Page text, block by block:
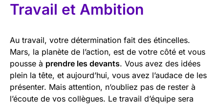
Travail et Ambition
Au travail, votre détermination fait des étincelles.
Mars, la planète de l’action, est de votre côté et vous
pousse à prendre les devants. Vous avez des idées
plein la tête, et aujourd’hui, vous avez l’audace de les
présenter. Mais attention, n’oubliez pas de rester à
l’écoute de vos collègues. Le travail d’équipe sera